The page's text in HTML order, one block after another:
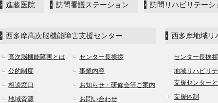
進藤医院 訪問看護ステーション 訪問リハビリテーシ
西多摩高次脳機能障害支援センター
高次脳機能障害とは
公的制度
相談窓口
地域資源
センター長挨拶
事業内容
お知らせ・研修会等ご案内
お問い合わせ
西多摩地域リ
センター長挨拶
地域リハビリ
支援センター
支援体制